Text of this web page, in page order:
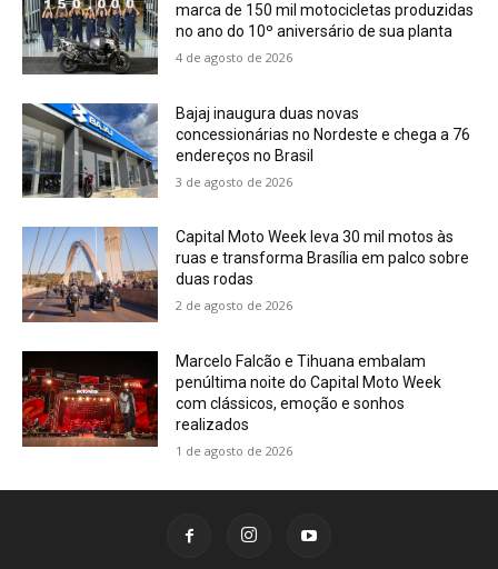
marca de 150 mil motocicletas produzidas
no ano do 10º aniversário de sua planta
4 de agosto de 2026
Bajaj inaugura duas novas
concessionárias no Nordeste e chega a 76
endereços no Brasil
3 de agosto de 2026
Capital Moto Week leva 30 mil motos às
ruas e transforma Brasília em palco sobre
duas rodas
2 de agosto de 2026
Marcelo Falcão e Tihuana embalam
penúltima noite do Capital Moto Week
com clássicos, emoção e sonhos
realizados
1 de agosto de 2026